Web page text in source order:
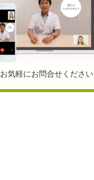
お気軽にお問合せください